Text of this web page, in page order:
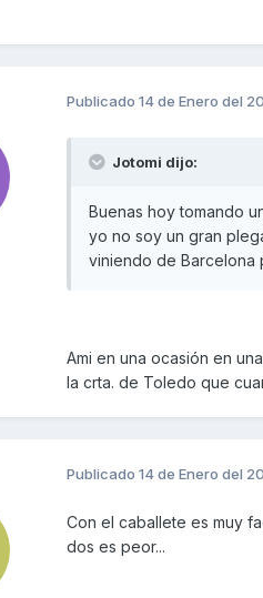
Publicado 14 de Enero del
Jotomi dijo:
Buenas hoy tomando
yo no soy un gran
viniendo de Barcelona
Ami en una ocasión en
la crta. de Toledo que
Publicado 14 de Enero del
Con el caballete es muy
dos es peor...